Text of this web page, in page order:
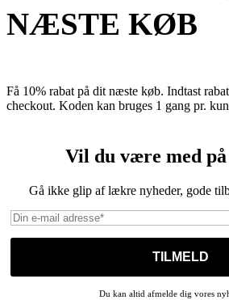
NÆSTE KØB
Få 10% rabat på dit næste køb. Indtast
checkout. Koden kan bruges 1 gang pr.
Vil du være med på
Gå ikke glip af lækre nyheder, gode
Du kan altid afmelde dig vores